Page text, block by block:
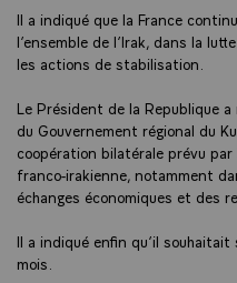
Il a indiqué que la France
l’ensemble de l’Irak, dans la
les actions de stabilisation.
Le Président de la Republique
du Gouvernement régional du
coopération bilatérale prévu
franco-irakienne, notamment
échanges économiques et des
Il a indiqué enfin qu’il
mois.